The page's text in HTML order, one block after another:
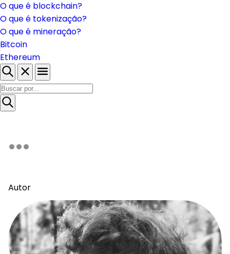
O que é blockchain?
O que é tokenização?
O que é mineração?
Bitcoin
Ethereum
Autor